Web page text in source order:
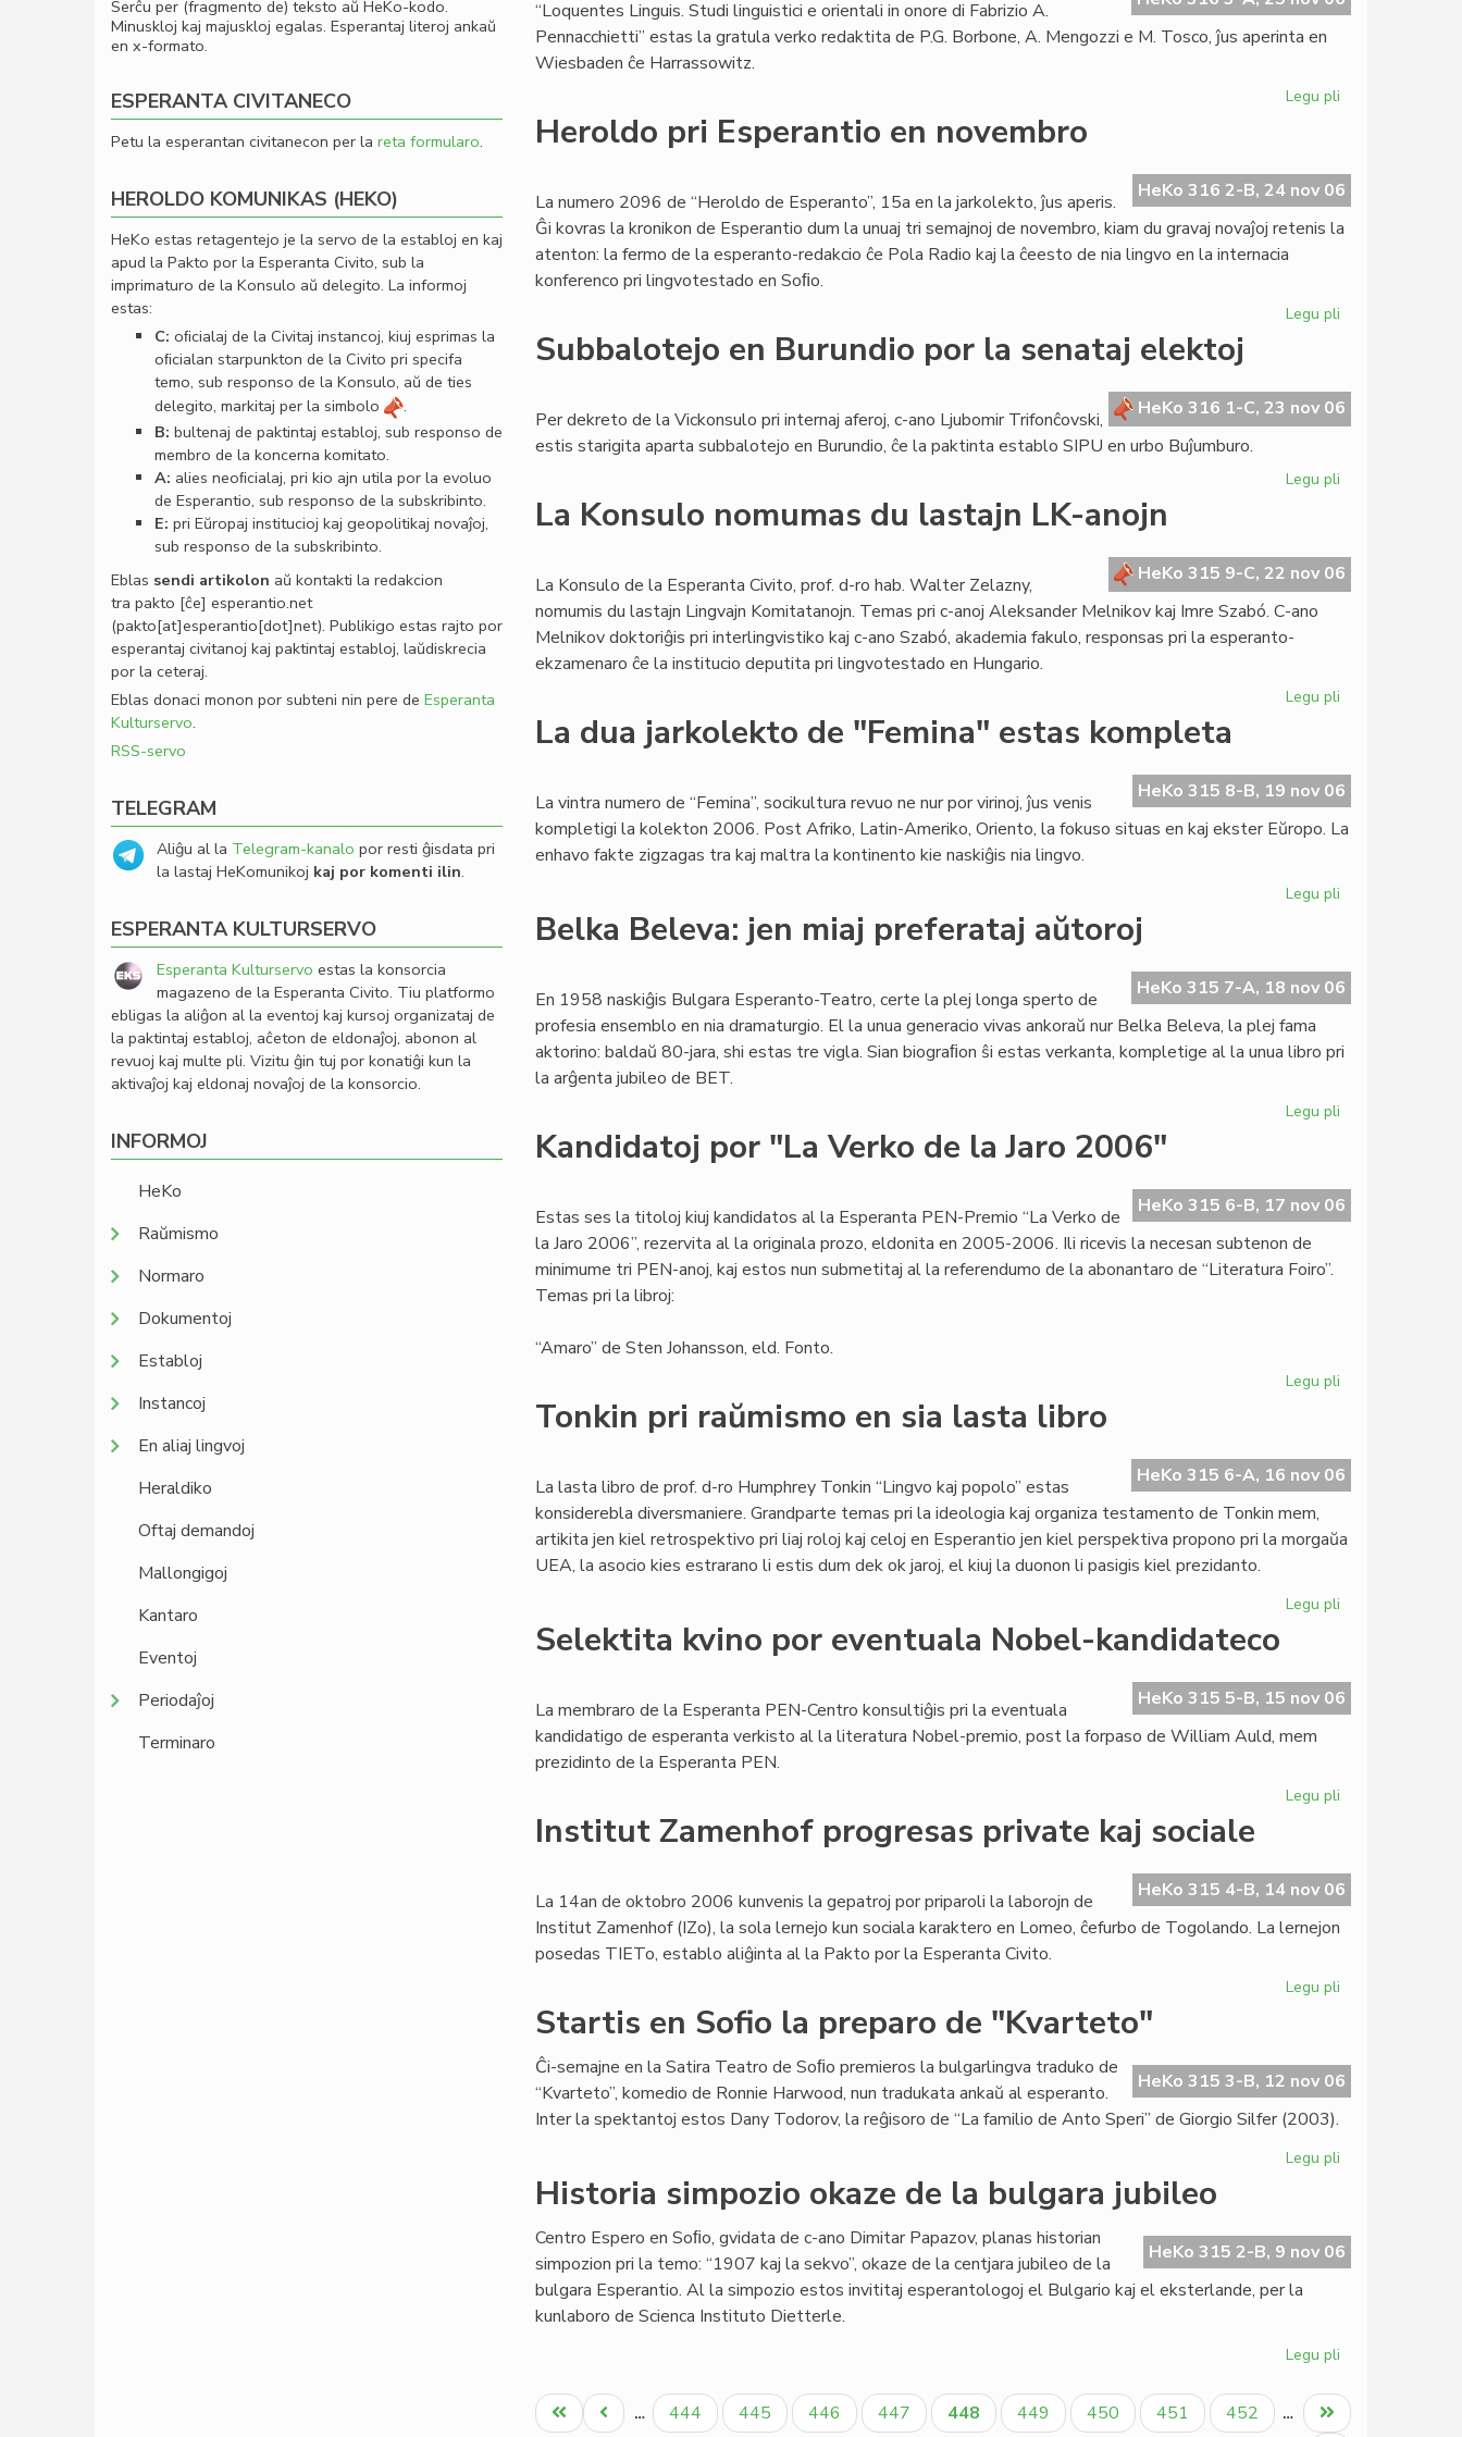
“Loquentes Linguis. Studi linguistici e orientali in onore di Fabrizio A.
Pennacchietti” estas la gratula verko redaktita de P.G. Borbone, A. Mengozzi e M. Tosco, ĵus aperinta en
Wiesbaden ĉe Harrassowitz.
Legu pli
Fabrizio
Pennacchietti
Heroldo pri Esperantio en novembro
HeKo 316 2-B, 24 nov 06
La numero 2096 de “Heroldo de Esperanto”, 15a en la jarkolekto, ĵus aperis.
Ĝi kovras la kronikon de Esperantio dum la unuaj tri semajnoj de novembro, kiam du gravaj novaĵoj retenis la
atenton: la fermo de la esperanto-redakcio ĉe Pola Radio kaj la ĉeesto de nia lingvo en la internacia
konferenco pri lingvotestado en Soﬁo.
Legu pli
en
novembro
Subbalotejo en Burundio por la senataj elektoj
HeKo 316 1-C, 23 nov 06
Per dekreto de la Vickonsulo pri internaj aferoj, c-ano Ljubomir Trifonĉovski,
estis starigita aparta subbalotejo en Burundio, ĉe la paktinta establo SIPU en urbo Buĵumburo.
Legu pli
por
la
La Konsulo nomumas du lastajn LK-anojn
HeKo 315 9-C, 22 nov 06
La Konsulo de la Esperanta Civito, prof. d-ro hab. Walter Zelazny,
nomumis du lastajn Lingvajn Komitatanojn. Temas pri c-anoj Aleksander Melnikov kaj Imre Szabó. C-ano
Melnikov doktoriĝis pri interlingvistiko kaj c-ano Szabó, akademia fakulo, responsas pri la esperanto-
ekzamenaro ĉe la institucio deputita pri lingvotestado en Hungario.
Legu pli
du
lastajn
LK-
La dua jarkolekto de "Femina" estas kompleta
HeKo 315 8-B, 19 nov 06
La vintra numero de “Femina”, socikultura revuo ne nur por virinoj, ĵus venis
kompletigi la kolekton 2006. Post Afriko, Latin-Ameriko, Oriento, la fokuso situas en kaj ekster Eŭropo. La
enhavo fakte zigzagas tra kaj maltra la kontinento kie naskiĝis nia lingvo.
Legu pli
de
"Femina"
kompleta
Belka Beleva: jen miaj preferataj aŭtoroj
HeKo 315 7-A, 18 nov 06
En 1958 naskiĝis Bulgara Esperanto-Teatro, certe la plej longa sperto de
profesia ensemblo en nia dramaturgio. El la unua generacio vivas ankoraŭ nur Belka Beleva, la plej fama
aktorino: baldaŭ 80-jara, shi estas tre vigla. Sian biograﬁon ŝi estas verkanta, kompletige al la unua libro pri
la arĝenta jubileo de BET.
Legu pli
miaj
preferataj
Kandidatoj por "La Verko de la Jaro 2006"
HeKo 315 6-B, 17 nov 06
Estas ses la titoloj kiuj kandidatos al la Esperanta PEN-Premio “La Verko de
la Jaro 2006”, rezervita al la originala prozo, eldonita en 2005-2006. Ili ricevis la necesan subtenon de
minimume tri PEN-anoj, kaj estos nun submetitaj al la referendumo de la abonantaro de “Literatura Foiro”.
Temas pri la libroj:
“Amaro” de Sten Johansson, eld. Fonto.
Legu pli
Verko
de
Jaro
Tonkin pri raŭmismo en sia lasta libro
HeKo 315 6-A, 16 nov 06
La lasta libro de prof. d-ro Humphrey Tonkin “Lingvo kaj popolo” estas
konsiderebla diversmaniere. Grandparte temas pri la ideologia kaj organiza testamento de Tonkin mem,
artikita jen kiel retrospektivo pri liaj roloj kaj celoj en Esperantio jen kiel perspektiva propono pri la morgaŭa
UEA, la asocio kies estrarano li estis dum dek ok jaroj, el kiuj la duonon li pasigis kiel prezidanto.
Legu pli
en
sia
Selektita kvino por eventuala Nobel-kandidateco
HeKo 315 5-B, 15 nov 06
La membraro de la Esperanta PEN-Centro konsultiĝis pri la eventuala
kandidatigo de esperanta verkisto al la literatura Nobel-premio, post la forpaso de William Auld, mem
prezidinto de la Esperanta PEN.
Legu pli
eventuala
Nobel-
Institut Zamenhof progresas private kaj sociale
HeKo 315 4-B, 14 nov 06
La 14an de oktobro 2006 kunvenis la gepatroj por priparoli la laborojn de
Institut Zamenhof (IZo), la sola lernejo kun sociala karaktero en Lomeo, ĉefurbo de Togolando. La lernejon
posedas TIETo, establo aliĝinta al la Pakto por la Esperanta Civito.
Legu pli
private
kaj
Startis en Sofio la preparo de "Kvarteto"
HeKo 315 3-B, 12 nov 06
Ĉi-semajne en la Satira Teatro de Soﬁo premieros la bulgarlingva traduko de
“Kvarteto”, komedio de Ronnie Harwood, nun tradukata ankaŭ al esperanto.
Inter la spektantoj estos Dany Todorov, la reĝisoro de “La familio de Anto Speri” de Giorgio Silfer (2003).
Legu pli
la
preparo
Historia simpozio okaze de la bulgara jubileo
HeKo 315 2-B, 9 nov 06
Centro Espero en Soﬁo, gvidata de c-ano Dimitar Papazov, planas historian
simpozion pri la temo: “1907 kaj la sekvo”, okaze de la centjara jubileo de la
bulgara Esperantio. Al la simpozio estos invititaj esperantologoj el Bulgario kaj el eksterlande, per la
kunlaboro de Scienca Instituto Dietterle.
Legu pli
simpozio
okaze
Pagination
Unua
Antaŭa
… Paĝo
444 Paĝo
445 Paĝo
446 Paĝo
447
Aktuala
448 Paĝo
449 Paĝo
450 Paĝo
451 Paĝo
452 …
Last
Serĉu per (fragmento de) teksto aŭ HeKo-kodo.
Minuskloj kaj majuskloj egalas. Esperantaj literoj ankaŭ
en x-formato.
ESPERANTA CIVITANECO
Petu la esperantan civitanecon per la reta formularo.
HEROLDO KOMUNIKAS (HEKO)
HeKo estas retagentejo je la servo de la establoj en kaj
apud la Pakto por la Esperanta Civito, sub la
imprimaturo de la Konsulo aŭ delegito. La informoj
estas:
C: oﬁcialaj de la Civitaj instancoj, kiuj esprimas la
oﬁcialan starpunkton de la Civito pri specifa
temo, sub responso de la Konsulo, aŭ de ties
delegito, markitaj per la simbolo
.
B: bultenaj de paktintaj establoj, sub responso de
membro de la koncerna komitato.
A: alies neoﬁcialaj, pri kio ajn utila por la evoluo
de Esperantio, sub responso de la subskribinto.
E: pri Eŭropaj institucioj kaj geopolitikaj novaĵoj,
sub responso de la subskribinto.
Eblas sendi artikolon aŭ kontakti la redakcion
tra pakto [ĉe] esperantio.net
(pakto[at]esperantio[dot]net). Publikigo estas rajto por
esperantaj civitanoj kaj paktintaj establoj, laŭdiskrecia
por la ceteraj.
Eblas donaci monon por subteni nin pere de Esperanta
Kulturservo.
RSS-servo
TELEGRAM
Aliĝu al la Telegram-kanalo por resti ĝisdata pri
la lastaj HeKomunikoj kaj por komenti ilin.
ESPERANTA KULTURSERVO
Esperanta Kulturservo estas la konsorcia
magazeno de la Esperanta Civito. Tiu platformo
ebligas la aliĝon al la eventoj kaj kursoj organizataj de
la paktintaj establoj, aĉeton de eldonaĵoj, abonon al
revuoj kaj multe pli. Vizitu ĝin tuj por konatiĝi kun la
aktivaĵoj kaj eldonaj novaĵoj de la konsorcio.
INFORMOJ
HeKo
Raŭmismo
Normaro
Dokumentoj
Establoj
Instancoj
En aliaj lingvoj
Heraldiko
Oftaj demandoj
Mallongigoj
Kantaro
Eventoj
Periodaĵoj
Terminaro